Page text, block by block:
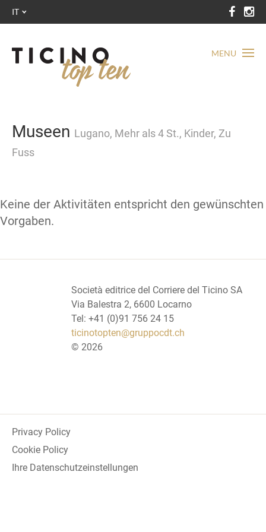
MENU
IT
Museen Lugano, Mehr als 4 St., Kinder, Zu
Fuss
Keine der Aktivitäten entspricht den gewünschten
Vorgaben.
Società editrice del Corriere del Ticino SA
Via Balestra 2, 6600 Locarno
Tel: +41 (0)91 756 24 15
ticinotopten@gruppocdt.ch
© 2026
Privacy Policy
Cookie Policy
Ihre Datenschutzeinstellungen